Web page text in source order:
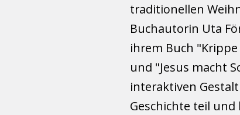
traditionellen
Buchautorin Uta
ihrem Buch
und "Jesus macht
interaktiven
Geschichte teil und